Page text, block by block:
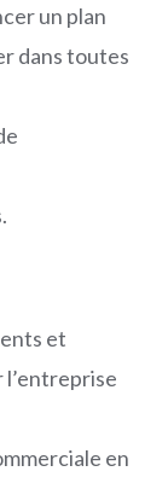
un plan
dans toutes
et
l’entreprise
en